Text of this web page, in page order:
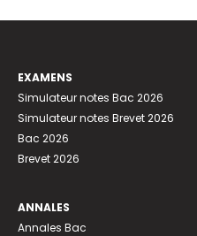
EXAMENS
Simulateur notes Bac 2026
Simulateur notes Brevet 2026
Bac 2026
Brevet 2026
ANNALES
Annales Bac